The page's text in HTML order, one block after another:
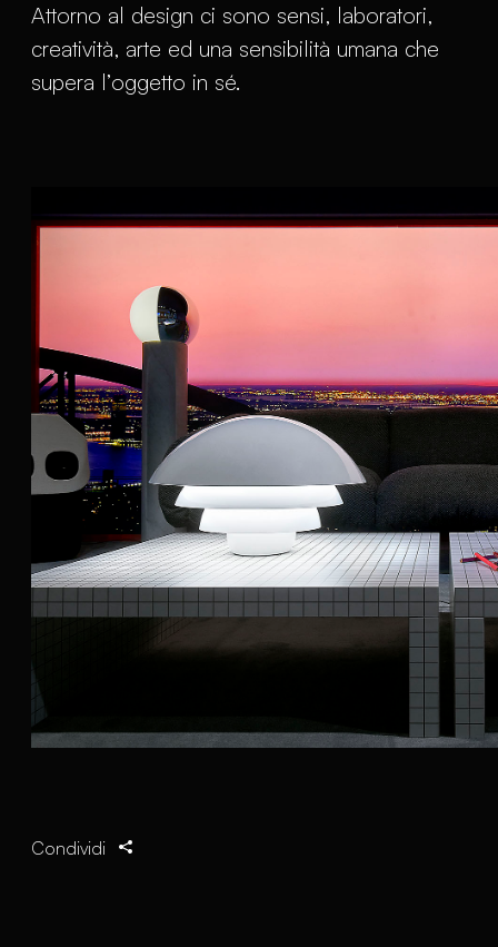
Attorno al design ci sono sensi, laboratori,
creatività, arte ed una sensibilità umana che
supera l’oggetto in sé.
Condividi